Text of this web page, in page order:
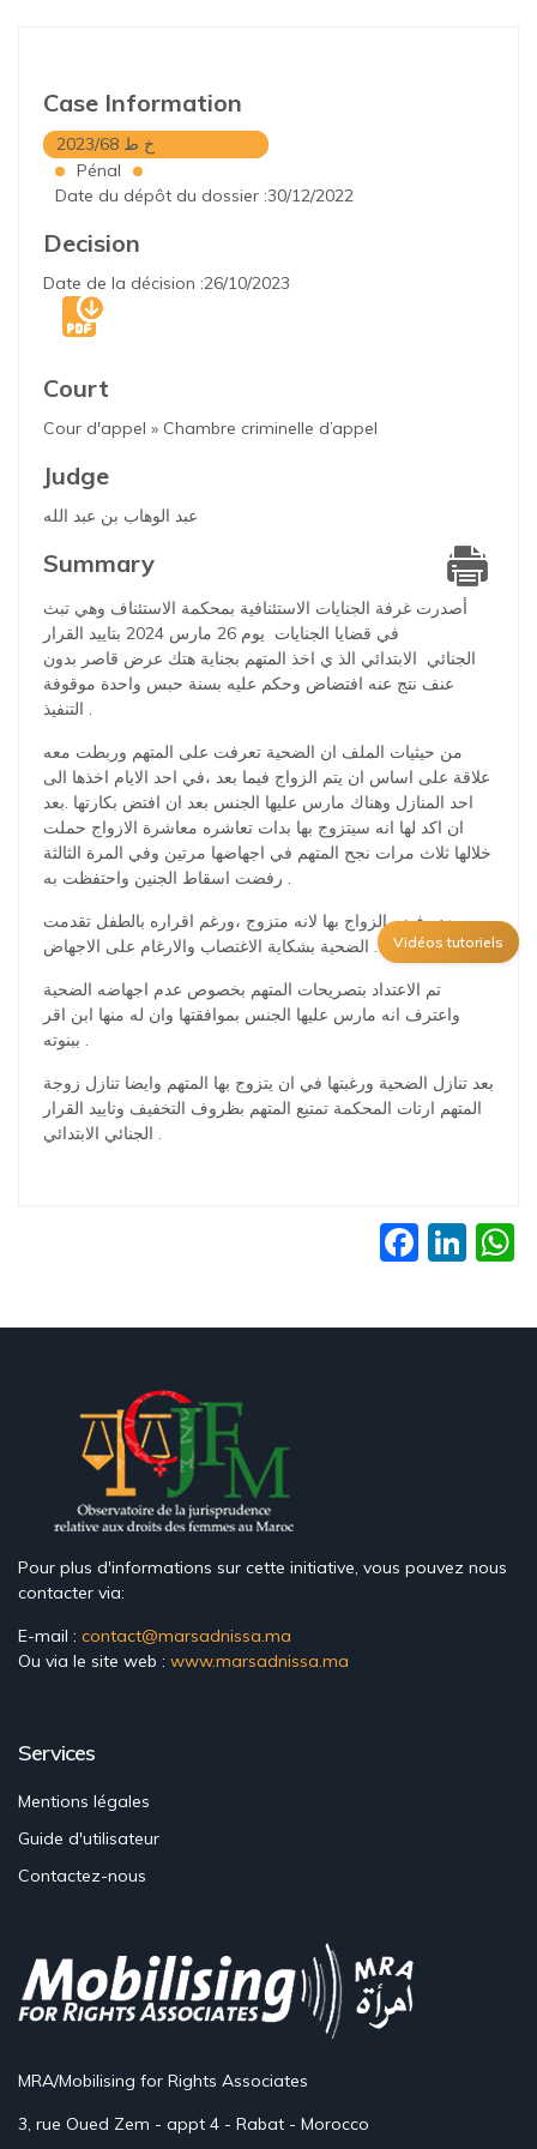
Vidéos tutoriels
Case Information
2023/68 خ ط
Pénal
Date du dépôt du dossier :30/12/2022
Decision
Date de la décision :26/10/2023
Court
Cour d'appel » Chambre criminelle d’appel
Judge
عبد الوهاب بن عبد الله
Summary
أصدرت غرفة الجنايات الاستئنافية بمحكمة الاستئناف وهي تبث
في قضايا الجنايات يوم 26 مارس 2024 بتاييد القرار
الجنائي الابتدائي الذ ي اخذ المتهم بجناية هتك عرض قاصر بدون
عنف نتج عنه افتضاض وحكم عليه بسنة حبس واحدة موقوفة
التنفيذ .
من حيثيات الملف ان الضحية تعرفت على المتهم وربطت معه
علاقة على اساس ان يتم الزواج فيما بعد ،في احد الايام اخذها الى
احد المنازل وهناك مارس عليها الجنس بعد ان افتض بكارتها .بعد
ان اكد لها انه سيتزوج بها بدات تعاشره معاشرة الازواج حملت
خلالها ثلاث مرات نجح المتهم في اجهاضها مرتين وفي المرة الثالثة
رفضت اسقاط الجنين واحتفظت به .
بعد رفضه الزواج بها لانه متزوج ،ورغم اقراره بالطفل تقدمت
الضحية بشكاية الاغتصاب والارغام على الاجهاض .
تم الاعتداد بتصريحات المتهم بخصوص عدم اجهاضه الضحية
واعترف انه مارس عليها الجنس بموافقتها وان له منها ابن اقر
ببنوته .
بعد تنازل الضحية ورغبتها في ان يتزوج بها المتهم وايضا تنازل زوجة
المتهم ارتات المحكمة تمتيع المتهم بظروف التخفيف وتاييد القرار
الجنائي الابتدائي .
Pour plus d'informations sur cette initiative, vous pouvez nous
contacter via:
E-mail : contact@marsadnissa.ma
Ou via le site web : www.marsadnissa.ma
Services
Mentions légales
Guide d'utilisateur
Contactez-nous
MRA/Mobilising for Rights Associates
3, rue Oued Zem - appt 4 - Rabat - Morocco